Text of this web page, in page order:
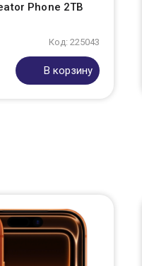
Phone 2TB
Код: 225043
В корзину